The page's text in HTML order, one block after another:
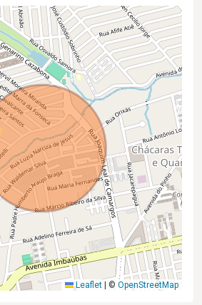
Leaflet © OpenStreetMap